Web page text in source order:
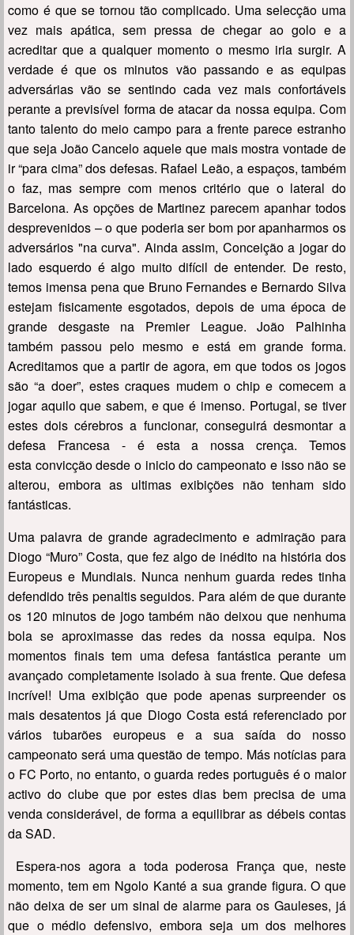
como é que se tornou tão complicado. Uma selecção uma
vez mais apática, sem pressa de chegar ao golo e a
acreditar que a qualquer momento o mesmo iria surgir. A
verdade é que os minutos vão passando e as equipas
adversárias vão se sentindo cada vez mais confortáveis
perante a previsível forma de atacar da nossa equipa. Com
tanto talento do meio campo para a frente parece estranho
que seja João Cancelo aquele que mais mostra vontade de
ir “para cima” dos defesas. Rafael Leão, a espaços, também
o faz, mas sempre com menos critério que o lateral do
Barcelona. As opções de Martinez parecem apanhar todos
desprevenidos – o que poderia ser bom por apanharmos os
adversários "na curva". Ainda assim, Conceição a jogar do
lado esquerdo é algo muito difícil de entender. De resto,
temos imensa pena que Bruno Fernandes e Bernardo Silva
estejam fisicamente esgotados, depois de uma época de
grande desgaste na Premier League. João Palhinha
também passou pelo mesmo e está em grande forma.
Acreditamos que a partir de agora, em que todos os jogos
são “a doer”, estes craques mudem o chip e comecem a
jogar aquilo que sabem, e que é imenso. Portugal, se tiver
estes dois cérebros a funcionar, conseguirá desmontar a
defesa Francesa - é esta a nossa crença. Temos
esta convicção desde o inicio do campeonato e isso não se
alterou, embora as ultimas exibições não tenham sido
fantásticas.
Uma palavra de grande agradecimento e admiração para
Diogo “Muro” Costa, que fez algo de inédito na história dos
Europeus e Mundiais. Nunca nenhum guarda redes tinha
defendido três penaltis seguidos. Para além de que durante
os 120 minutos de jogo também não deixou que nenhuma
bola se aproximasse das redes da nossa equipa. Nos
momentos finais tem uma defesa fantástica perante um
avançado completamente isolado à sua frente. Que defesa
incrível! Uma exibição que pode apenas surpreender os
mais desatentos já que Diogo Costa está referenciado por
vários tubarões europeus e a sua saída do nosso
campeonato será uma questão de tempo. Más notícias para
o FC Porto, no entanto, o guarda redes português é o maior
activo do clube que por estes dias bem precisa de uma
venda considerável, de forma a equilibrar as débeis contas
da SAD.
Espera-nos agora a toda poderosa França que, neste
momento, tem em Ngolo Kanté a sua grande figura. O que
não deixa de ser um sinal de alarme para os Gauleses, já
que o médio defensivo, embora seja um dos melhores